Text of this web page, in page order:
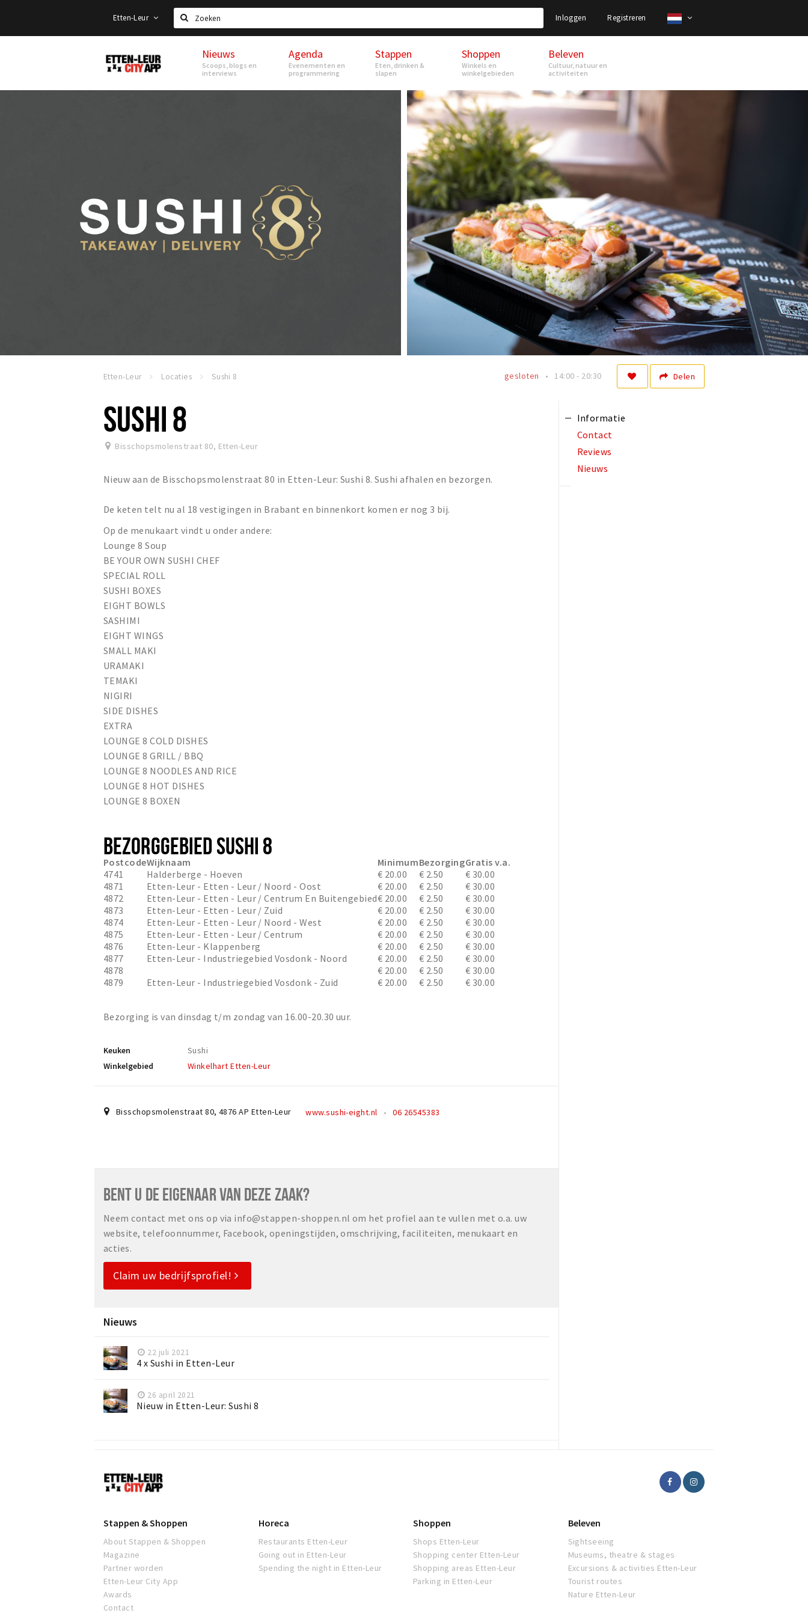
Etten-Leur
Zoeken
Inloggen Registreren
Etten-
Leur
Nieuws
Scoops, blogs en
interviews
Agenda
Evenementen en
programmering
Stappen
Eten, drinken &
slapen
Shoppen
Winkels en
winkelgebieden
Beleven
Cultuur, natuur en
activiteiten
Etten-Leur Locaties Sushi 8 Delen
gesloten 14:00 - 20:30
SUSHI 8
Bisschopsmolenstraat 80, Etten-Leur
Nieuw aan de Bisschopsmolenstraat 80 in Etten-Leur: Sushi 8. Sushi afhalen en bezorgen.
De keten telt nu al 18 vestigingen in Brabant en binnenkort komen er nog 3 bij.
Op de menukaart vindt u onder andere:
Lounge 8 Soup
BE YOUR OWN SUSHI CHEF
SPECIAL ROLL
SUSHI BOXES
EIGHT BOWLS
SASHIMI
EIGHT WINGS
SMALL MAKI
URAMAKI
TEMAKI
NIGIRI
SIDE DISHES
EXTRA
LOUNGE 8 COLD DISHES
LOUNGE 8 GRILL / BBQ
LOUNGE 8 NOODLES AND RICE
LOUNGE 8 HOT DISHES
LOUNGE 8 BOXEN
BEZORGGEBIED SUSHI 8
PostcodeWijknaam MinimumBezorgingGratis v.a.
4741
Halderberge - Hoeven € 20.00 € 2.50
€ 30.00
4871
Etten-Leur - Etten - Leur / Noord - Oost € 20.00 € 2.50
€ 30.00
4872
Etten-Leur - Etten - Leur / Centrum En Buitengebied€ 20.00 € 2.50
€ 30.00
4873
Etten-Leur - Etten - Leur / Zuid € 20.00 € 2.50
€ 30.00
4874
Etten-Leur - Etten - Leur / Noord - West € 20.00 € 2.50
€ 30.00
4875
Etten-Leur - Etten - Leur / Centrum € 20.00 € 2.50
€ 30.00
4876
Etten-Leur - Klappenberg € 20.00 € 2.50
€ 30.00
4877
Etten-Leur - Industriegebied Vosdonk - Noord € 20.00 € 2.50
€ 30.00
4878
€ 20.00 € 2.50
€ 30.00
4879
Etten-Leur - Industriegebied Vosdonk - Zuid € 20.00 € 2.50 € 30.00
Bezorging is van dinsdag t/m zondag van 16.00-20.30 uur.
Keuken
Sushi
Winkelgebied
Winkelhart Etten-Leur
Bisschopsmolenstraat 80, 4876 AP Etten-Leur www.sushi-eight.nl 06 26545383
BENT U DE EIGENAAR VAN DEZE ZAAK?
Neem contact met ons op via info@stappen-shoppen.nl om het profiel aan te vullen met o.a. uw
website, telefoonnummer, Facebook, openingstijden, omschrijving, faciliteiten, menukaart en
acties.
Claim uw bedrijfsprofiel!
Nieuws
22 juli 2021
4 x Sushi in Etten-Leur
26 april 2021
Nieuw in Etten-Leur: Sushi 8
Informatie
Contact
Reviews
Nieuws
Etten-
Leur
Stappen & Shoppen
About Stappen & Shoppen
Magazine
Partner worden
Etten-Leur City App
Awards
Contact
Horeca
Restaurants Etten-Leur
Going out in Etten-Leur
Spending the night in Etten-Leur
Shoppen
Shops Etten-Leur
Shopping center Etten-Leur
Shopping areas Etten-Leur
Parking in Etten-Leur
Beleven
Sightseeing
Museums, theatre & stages
Excursions & activities Etten-Leur
Tourist routes
Nature Etten-Leur